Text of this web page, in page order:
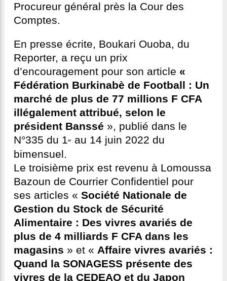
Procureur général près la Cour des
Comptes.
En presse écrite, Boukari Ouoba, du
Reporter, a reçu un prix
d’encouragement pour son article «
Fédération Burkinabè de Football : Un
marché de plus de 77 millions F CFA
illégalement attribué, selon le
président Banssé », publié dans le
N°335 du 1er
au 14 juin 2022 du
bimensuel.
Le troisième prix est revenu à Lomoussa
Bazoun de Courrier Confidentiel pour
ses articles « Société Nationale de
Gestion du Stock de Sécurité
Alimentaire : Des vivres avariés de
plus de 4 milliards F CFA dans les
magasins » et « Affaire vivres avariés :
Quand la SONAGESS présente des
vivres de la CEDEAO et du Japon